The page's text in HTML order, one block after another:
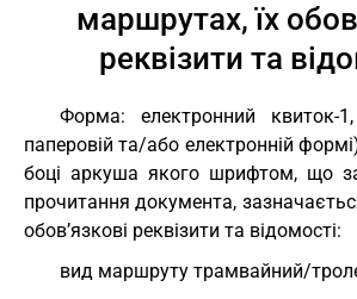
маршрутах, їх
реквізити та
Форма: електронний квиток-
паперовій та/або електронній
боці аркуша якого шрифтом, що
прочитання документа,
обов’язкові реквізити та відомості:
вид маршруту трамвайний/